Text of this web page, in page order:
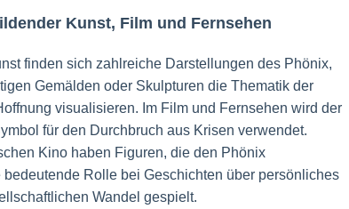
Kunst, Film und Fernsehen
finden sich zahlreiche Darstellungen des Phönix,
Gemälden oder Skulpturen die Thematik der
visualisieren. Im Film und Fernsehen wird der
für den Durchbruch aus Krisen verwendet.
Kino haben Figuren, die den Phönix
Rolle bei Geschichten über persönliches
Wandel gespielt.